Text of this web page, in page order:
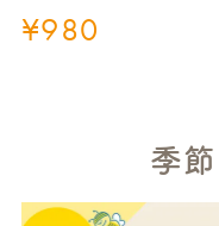
¥980
季